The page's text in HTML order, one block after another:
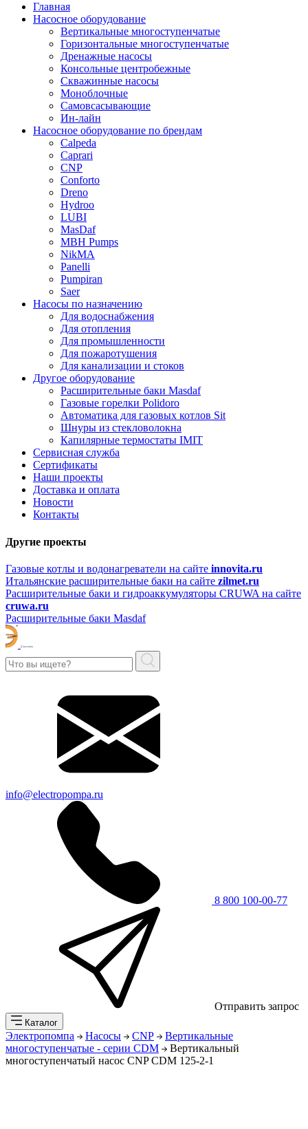
Главная
Насосное оборудование
Вертикальные многоступенчатые
Горизонтальные многоступенчатые
Дренажные насосы
Консольные центробежные
Скважинные насосы
Моноблочные
Самовсасывающие
Ин-лайн
Насосное оборудование по брендам
Calpeda
Caprari
CNP
Conforto
Dreno
Hydroo
LUBI
MasDaf
MBH Pumps
NikMA
Panelli
Pumpiran
Saer
Насосы по назначению
Для водоснабжения
Для отопления
Для промышленности
Для пожаротушения
Для канализации и стоков
Другое оборудование
Расширительные баки Masdaf
Газовые горелки Polidoro
Автоматика для газовых котлов Sit
Шнуры из стекловолокна
Капилярные термостаты IMIT
Сервисная служба
Сертификаты
Наши проекты
Доставка и оплата
Новости
Контакты
Другие проекты
Газовые котлы и водонагреватели на сайте innovita.ru
Итальянские расширительные баки на сайте zilmet.ru
Расширительные баки и гидроаккумуляторы CRUWA на сайте
cruwa.ru
Расширительные баки Masdaf
info@electropompa.ru
8 800 100-00-77
Отправить запрос
Каталог
Электропомпа Насосы CNP
Вертикальные
многоступенчатые - серии CDM
Вертикальный
многоступенчатый насос CNP CDM 125-2-1